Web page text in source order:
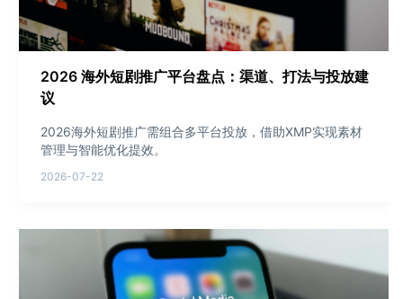
2026 海外短剧推广平台盘点：渠道、打法与投放建
议
2026海外短剧推广需组合多平台投放，借助XMP实现素材
管理与智能优化提效。
2026-07-22